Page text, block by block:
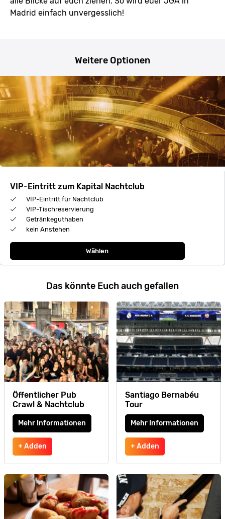
Madrid einfach unvergesslich!
Weitere Optionen
VIP-Eintritt zum Kapital Nachtclub
VIP-Eintritt für Nachtclub
VIP-Tischreservierung
Getränkeguthaben
kein Anstehen
Wählen
Das könnte Euch auch gefallen
Öffentlicher Pub
Crawl & Nachtclub
Mehr Informationen
+ Adden
Santiago Bernabéu
Tour
Mehr Informationen
+ Adden